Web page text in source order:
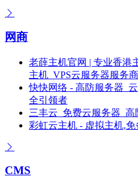
网商
老薛主机官网 | 专业香港
主机_VPS云服务器服务商
快快网络 - 高防服务器_
全引领者
三丰云_免费云服务器_
彩虹云主机 - 虚拟主机,免
CMS